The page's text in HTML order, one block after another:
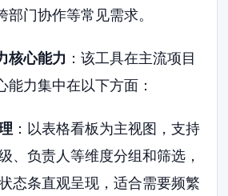
部门协作等常见需求。
核心能力 ：该工具在主流项目
能力集中在以下方面：
：以表格看板为主视图，支持
、负责人等维度分组和筛选，
态条直观呈现，适合需要频繁